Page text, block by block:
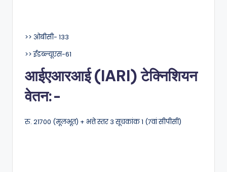
>> ओबीसी- 133
>> ईडब्ल्यूएस-61
आईएआरआई (IARI) टेक्निशियन
वेतन:-
रु. 21700 (मूलभूत) + भत्ते स्तर 3 सूचकांक 1 (7वां सीपीसी)